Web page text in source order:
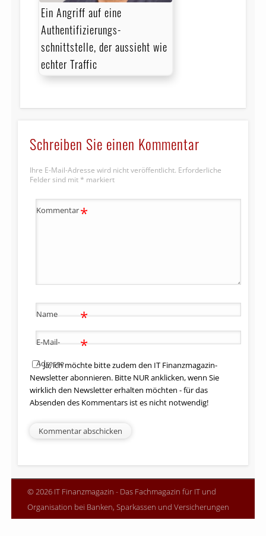
Ein Angriff auf eine
Authentifizierungs­
schnittstelle, der aussieht wie
echter Traffic
Schreiben Sie einen Kommentar
Ihre E-Mail-Adresse wird nicht veröffentlicht. Erforderliche
Felder sind mit * markiert
Kommentar*
Name *
E-Mail-
Adresse
*
Ja, ich möchte bitte zudem den IT Finanzmagazin-
Newsletter abonnieren. Bitte NUR anklicken, wenn Sie
wirklich den Newsletter erhalten möchten - für das
Absenden des Kommentars ist es nicht notwendig!
© 2026 IT Finanzmagazin - Das Fachmagazin für IT und
Organisation bei Banken, Sparkassen und Versicherungen